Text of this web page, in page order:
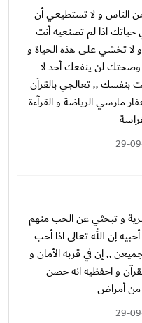
الناس و لا تستطيعي أن
اذا لم تصنعيه أنت
لا تخشي على هذه الحياة و
لن ينفعك أحد لا
بنفسك ,, تعالجي بالقرآن
مارسي الرياضة و القرآءة
29-
و تبحثي عن الحب منهم
إن الله تعالى اذا أحب
,, إن في قربه الأمان و
و احفظيه انه حصن
من أمراض
29-